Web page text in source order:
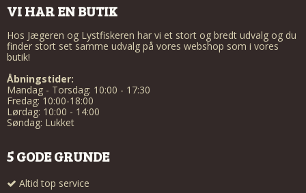
VI HAR EN BUTIK
Hos Jægeren og Lystfiskeren har vi et stort og bredt udvalg og du
finder stort set samme udvalg på vores webshop som i vores
butik!
Åbningstider:
Mandag - Torsdag: 10:00 - 17:30
Fredag: 10:00-18:00
Lørdag: 10:00 - 14:00
Søndag: Lukket
5 GODE GRUNDE
Altid top service